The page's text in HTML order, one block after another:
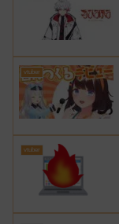
vtuber
vtuber